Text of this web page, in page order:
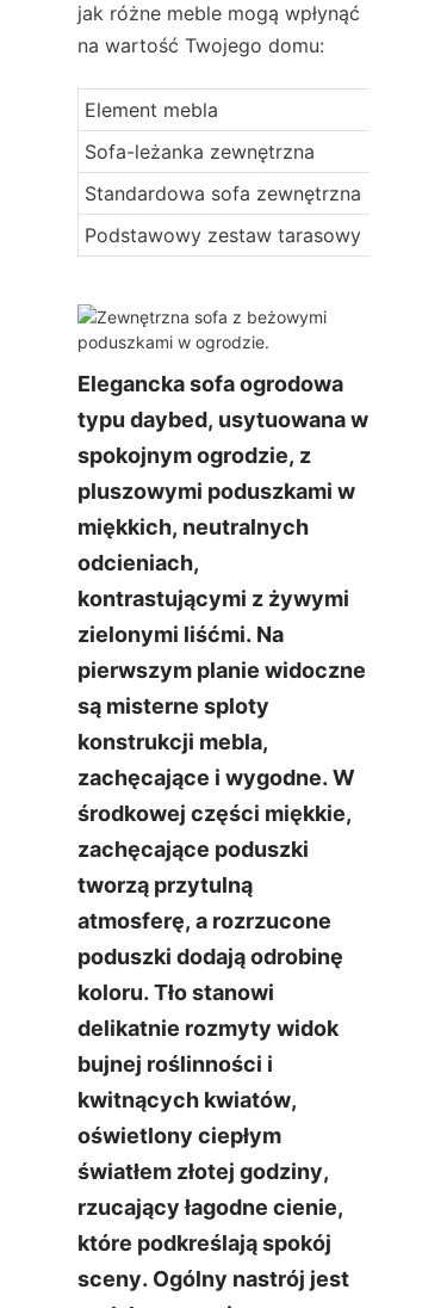
jak różne meble mogą wpłynąć
na wartość Twojego domu:
Element mebla
Sofa-leżanka zewnętrzna
Standardowa sofa zewnętrzna
Podstawowy zestaw tarasowy
Elegancka sofa ogrodowa
typu daybed, usytuowana w
spokojnym ogrodzie, z
pluszowymi poduszkami w
miękkich, neutralnych
odcieniach,
kontrastującymi z żywymi
zielonymi liśćmi. Na
pierwszym planie widoczne
są misterne sploty
konstrukcji mebla,
zachęcające i wygodne. W
środkowej części miękkie,
zachęcające poduszki
tworzą przytulną
atmosferę, a rozrzucone
poduszki dodają odrobinę
koloru. Tło stanowi
delikatnie rozmyty widok
bujnej roślinności i
kwitnących kwiatów,
oświetlony ciepłym
światłem złotej godziny,
rzucający łagodne cienie,
które podkreślają spokój
sceny. Ogólny nastrój jest